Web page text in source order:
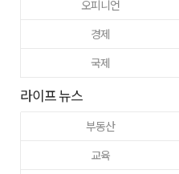
오피니언
경제
국제
라이프 뉴스
부동산
교육